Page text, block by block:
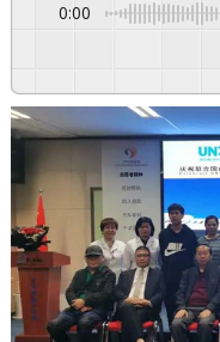
0:00